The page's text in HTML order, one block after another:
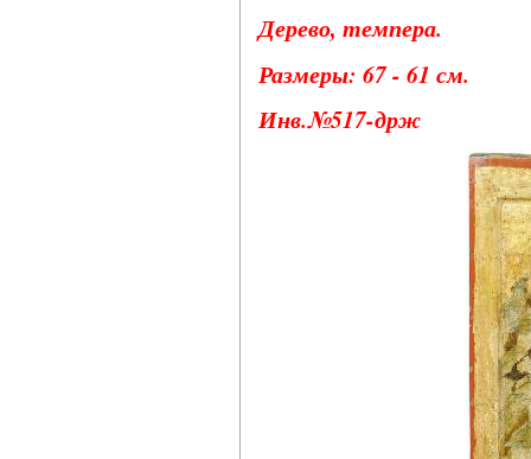
Дерево, темпера.
Размеры: 67 - 61 см.
Инв.№517-држ